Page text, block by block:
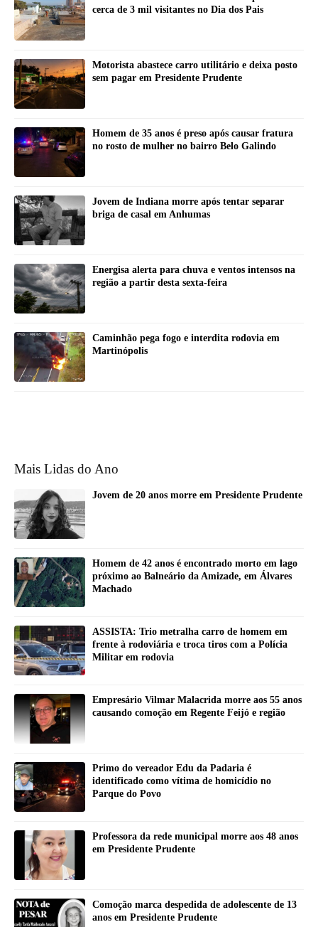
cerca de 3 mil visitantes no Dia dos Pais
Motorista abastece carro utilitário e deixa posto
sem pagar em Presidente Prudente
Homem de 35 anos é preso após causar fratura
no rosto de mulher no bairro Belo Galindo
Jovem de Indiana morre após tentar separar
briga de casal em Anhumas
Energisa alerta para chuva e ventos intensos na
região a partir desta sexta-feira
Caminhão pega fogo e interdita rodovia em
Martinópolis
Mais Lidas do Ano
Jovem de 20 anos morre em Presidente Prudente
Homem de 42 anos é encontrado morto em lago
próximo ao Balneário da Amizade, em Álvares
Machado
ASSISTA: Trio metralha carro de homem em
frente à rodoviária e troca tiros com a Polícia
Militar em rodovia
Empresário Vilmar Malacrida morre aos 55 anos
causando comoção em Regente Feijó e região
Primo do vereador Edu da Padaria é
identificado como vítima de homicídio no
Parque do Povo
Professora da rede municipal morre aos 48 anos
em Presidente Prudente
Comoção marca despedida de adolescente de 13
anos em Presidente Prudente